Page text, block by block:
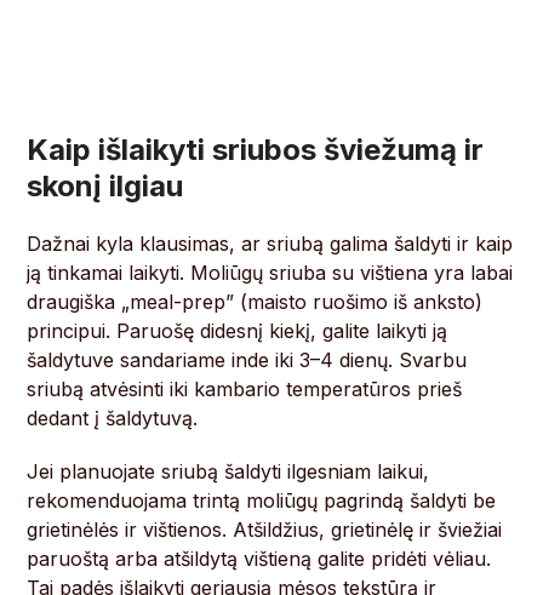
Kaip išlaikyti sriubos šviežumą ir
skonį ilgiau
Dažnai kyla klausimas, ar sriubą galima šaldyti ir kaip
ją tinkamai laikyti. Moliūgų sriuba su vištiena yra labai
draugiška „meal-prep” (maisto ruošimo iš anksto)
principui. Paruošę didesnį kiekį, galite laikyti ją
šaldytuve sandariame inde iki 3–4 dienų. Svarbu
sriubą atvėsinti iki kambario temperatūros prieš
dedant į šaldytuvą.
Jei planuojate sriubą šaldyti ilgesniam laikui,
rekomenduojama trintą moliūgų pagrindą šaldyti be
grietinėlės ir vištienos. Atšildžius, grietinėlę ir šviežiai
paruoštą arba atšildytą vištieną galite pridėti vėliau.
Tai padės išlaikyti geriausią mėsos tekstūrą ir